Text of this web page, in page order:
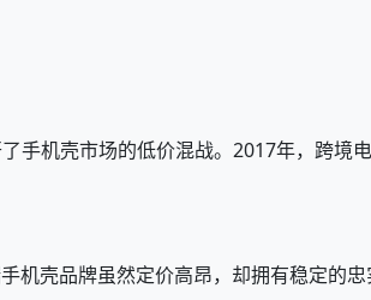
手机壳市场的低价混战。2017年，跨
机壳品牌虽然定价高昂，却拥有稳定的